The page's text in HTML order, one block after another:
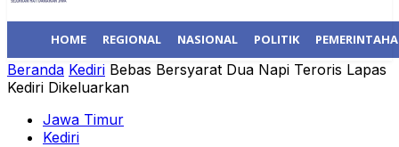
HOME REGIONAL NASIONAL POLITIK
Beranda Kediri Bebas Bersyarat Dua Napi Teroris Lapas
Kediri Dikeluarkan
Jawa Timur
Kediri